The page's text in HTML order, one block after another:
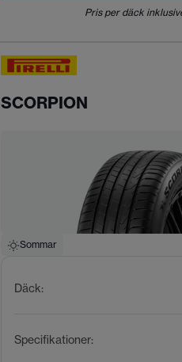
Pris per däck
SCORPION
Sommar
Däck:
Specifikationer: